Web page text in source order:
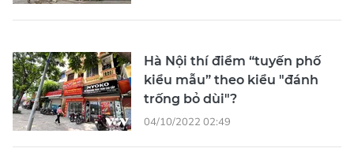
Hà Nội thí điểm “tuyến phố
kiểu mẫu” theo kiểu "đánh
trống bỏ dùi"?
04/10/2022 02:49